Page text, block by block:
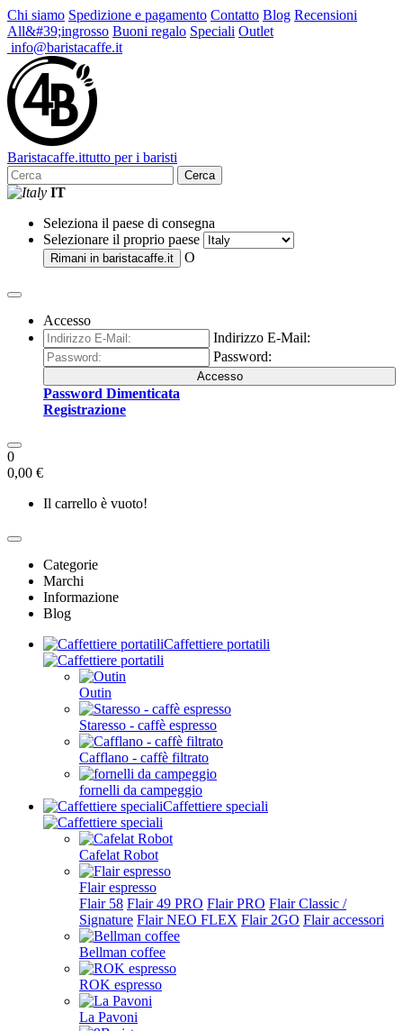
Chi siamo Spedizione e pagamento Contatto Blog Recensioni
All&#39;ingrosso Buoni regalo Speciali Outlet
info@baristacaffe.it
Baristacaffe.ittutto per i baristi
Cerca
IT
Seleziona il paese di consegna
Selezionare il proprio paese
Rimani in baristacaffe.it O
Accesso
Indirizzo E-Mail:
Password:
Accesso
Password Dimenticata
Registrazione
0
0,00 €
Il carrello è vuoto!
Categorie
Marchi
Informazione
Blog
Caffettiere portatili
Outin
Staresso - caffè espresso
Cafflano - caffè filtrato
fornelli da campeggio
Caffettiere speciali
Cafelat Robot
Flair espresso
Flair 58 Flair 49 PRO Flair PRO Flair Classic /
Signature Flair NEO FLEX Flair 2GO Flair accessori
Bellman coffee
ROK espresso
La Pavoni